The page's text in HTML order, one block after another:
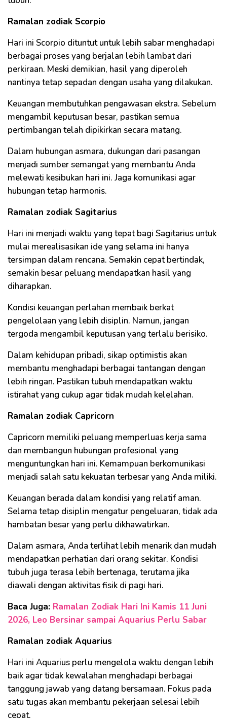
Ramalan zodiak Scorpio
Hari ini Scorpio dituntut untuk lebih sabar menghadapi
berbagai proses yang berjalan lebih lambat dari
perkiraan. Meski demikian, hasil yang diperoleh
nantinya tetap sepadan dengan usaha yang dilakukan.
Keuangan membutuhkan pengawasan ekstra. Sebelum
mengambil keputusan besar, pastikan semua
pertimbangan telah dipikirkan secara matang.
Dalam hubungan asmara, dukungan dari pasangan
menjadi sumber semangat yang membantu Anda
melewati kesibukan hari ini. Jaga komunikasi agar
hubungan tetap harmonis.
Ramalan zodiak Sagitarius
Hari ini menjadi waktu yang tepat bagi Sagitarius untuk
mulai merealisasikan ide yang selama ini hanya
tersimpan dalam rencana. Semakin cepat bertindak,
semakin besar peluang mendapatkan hasil yang
diharapkan.
Kondisi keuangan perlahan membaik berkat
pengelolaan yang lebih disiplin. Namun, jangan
tergoda mengambil keputusan yang terlalu berisiko.
Dalam kehidupan pribadi, sikap optimistis akan
membantu menghadapi berbagai tantangan dengan
lebih ringan. Pastikan tubuh mendapatkan waktu
istirahat yang cukup agar tidak mudah kelelahan.
Ramalan zodiak Capricorn
Capricorn memiliki peluang memperluas kerja sama
dan membangun hubungan profesional yang
menguntungkan hari ini. Kemampuan berkomunikasi
menjadi salah satu kekuatan terbesar yang Anda miliki.
Keuangan berada dalam kondisi yang relatif aman.
Selama tetap disiplin mengatur pengeluaran, tidak ada
hambatan besar yang perlu dikhawatirkan.
Dalam asmara, Anda terlihat lebih menarik dan mudah
mendapatkan perhatian dari orang sekitar. Kondisi
tubuh juga terasa lebih bertenaga, terutama jika
diawali dengan aktivitas fisik di pagi hari.
Baca Juga: Ramalan Zodiak Hari Ini Kamis 11 Juni
2026, Leo Bersinar sampai Aquarius Perlu Sabar
Ramalan zodiak Aquarius
Hari ini Aquarius perlu mengelola waktu dengan lebih
baik agar tidak kewalahan menghadapi berbagai
tanggung jawab yang datang bersamaan. Fokus pada
satu tugas akan membantu pekerjaan selesai lebih
cepat.